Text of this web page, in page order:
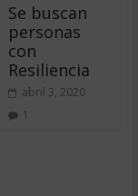
Se buscan
personas
con
Resiliencia
abril 3, 2020
1